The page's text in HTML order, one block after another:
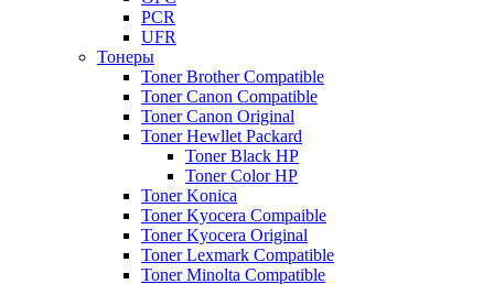
PCR
UFR
Тонеры
Toner Brother Compatible
Toner Canon Compatible
Toner Canon Original
Toner Hewllet Packard
Toner Black HP
Toner Color HP
Toner Konica
Toner Kyocera Compaible
Toner Kyocera Original
Toner Lexmark Compatible
Toner Minolta Compatible